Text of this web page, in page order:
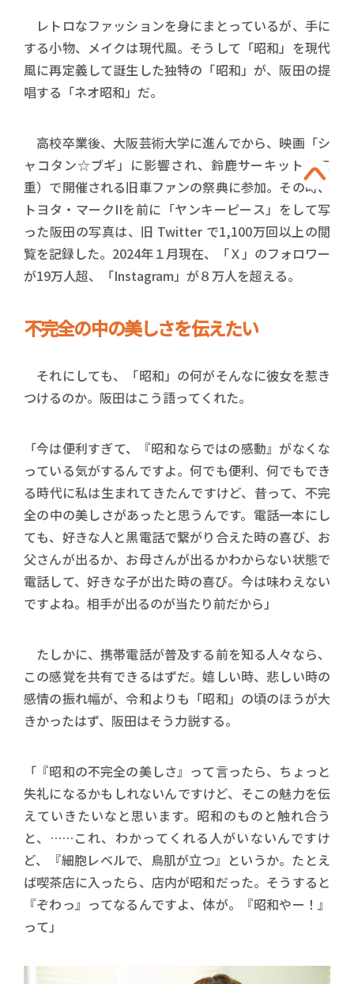
レトロなファッションを身にまとっているが、手に
する小物、メイクは現代風。そうして「昭和」を現代
風に再定義して誕生した独特の「昭和」が、阪田の提
唱する「ネオ昭和」だ。
高校卒業後、大阪芸術大学に進んでから、映画「シ
ャコタン☆ブギ」に影響され、鈴鹿サーキット（三
重）で開催される旧車ファンの祭典に参加。その時、
トヨタ・マークIIを前に「ヤンキーピース」をして写
った阪田の写真は、旧 Twitter で1,100万回以上の閲
覧を記録した。2024年１月現在、「Ｘ」のフォロワー
が19万人超、「Instagram」が８万人を超える。
不完全の中の美しさを伝えたい
それにしても、「昭和」の何がそんなに彼女を惹き
つけるのか。阪田はこう語ってくれた。
「今は便利すぎて、『昭和ならではの感動』がなくな
っている気がするんですよ。何でも便利、何でもでき
る時代に私は生まれてきたんですけど、昔って、不完
全の中の美しさがあったと思うんです。電話一本にし
ても、好きな人と黒電話で繋がり合えた時の喜び、お
父さんが出るか、お母さんが出るかわからない状態で
電話して、好きな子が出た時の喜び。今は味わえない
ですよね。相手が出るのが当たり前だから」
たしかに、携帯電話が普及する前を知る人々なら、
この感覚を共有できるはずだ。嬉しい時、悲しい時の
感情の振れ幅が、令和よりも「昭和」の頃のほうが大
きかったはず、阪田はそう力説する。
「『昭和の不完全の美しさ』って言ったら、ちょっと
失礼になるかもしれないんですけど、そこの魅力を伝
えていきたいなと思います。昭和のものと触れ合う
と、……これ、わかってくれる人がいないんですけ
ど、『細胞レベルで、鳥肌が立つ』というか。たとえ
ば喫茶店に入ったら、店内が昭和だった。そうすると
『ぞわっ』ってなるんですよ、体が。『昭和やー！』
って」